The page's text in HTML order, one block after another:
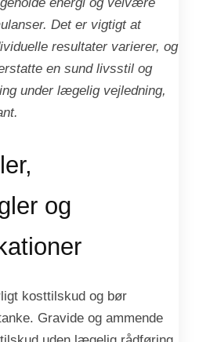
Det er vigtigt at
resultater varierer, og
en sund livsstil og
under lægelig vejledning,
og
kosttilskud og bør
Gravide og ammende